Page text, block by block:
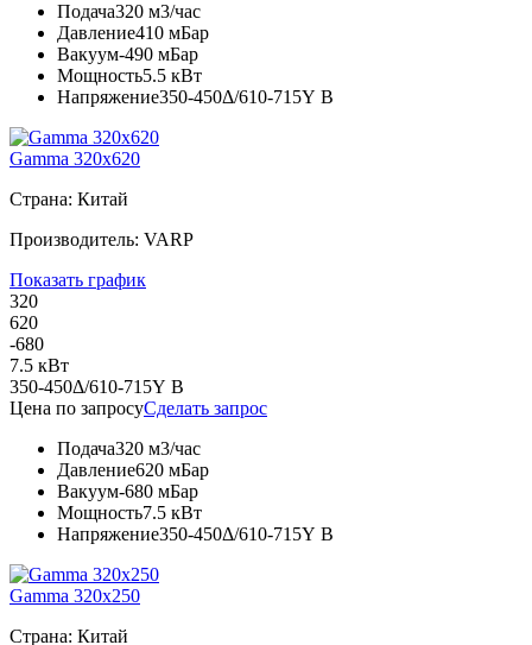
Подача320 м3/час
Давление410 мБар
Вакуум-490 мБар
Мощность5.5 кВт
Напряжение350-450Δ/610-715Y В
Gamma 320x620
Страна: Китай
Производитель: VARP
Показать график
320
620
-680
7.5 кВт
350-450Δ/610-715Y В
Цена по запросуСделать запрос
Подача320 м3/час
Давление620 мБар
Вакуум-680 мБар
Мощность7.5 кВт
Напряжение350-450Δ/610-715Y В
Gamma 320x250
Страна: Китай